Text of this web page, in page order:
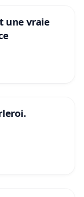
une vraie